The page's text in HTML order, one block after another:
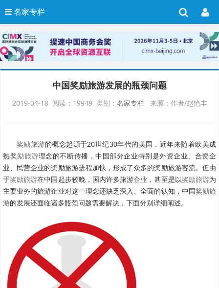
名家专栏
中国奖励旅游发展的瓶颈问题
2019-04-18 阅读：19949 类别： 名家专栏来源：作者/赵艳丰
奖励旅游的概念起源于20世纪30年代的美国，近年来随着欧美成
熟奖励旅游理念的不断传播，中国部分企业特别是外资企业、合资企
业、民营企业的奖励旅游进程加快，形成了众多的奖励旅游客流。但由
于奖励旅游在中国起步较晚，国内许多旅游企业，甚至是以奖励旅游为
主要业务的旅游企业对这一理念还缺乏深入、全面的认知，中国奖励旅
游的发展还面临诸多瓶颈问题需要解决，下面分别详细阐述。